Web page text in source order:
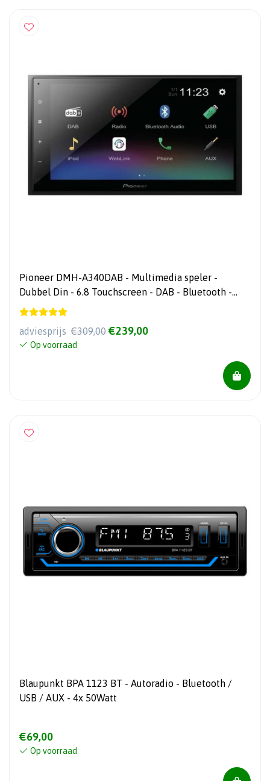
Pioneer DMH-A340DAB - Multimedia speler -
Dubbel Din - 6.8 Touchscreen - DAB - Bluetooth -
USB
adviesprijs €309,00 €239,00
Op voorraad
Blaupunkt BPA 1123 BT - Autoradio - Bluetooth /
USB / AUX - 4x 50Watt
€69,00
Op voorraad